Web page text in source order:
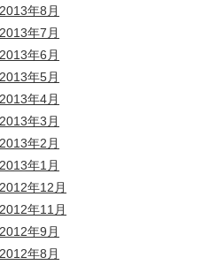
2013年8月
2013年7月
2013年6月
2013年5月
2013年4月
2013年3月
2013年2月
2013年1月
2012年12月
2012年11月
2012年9月
2012年8月